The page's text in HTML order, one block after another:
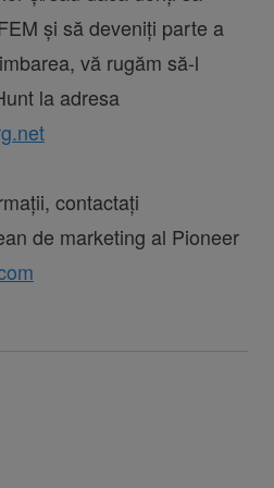
și să deveniți parte a
vă rugăm să-l
la adresa
contactați
de marketing al Pioneer